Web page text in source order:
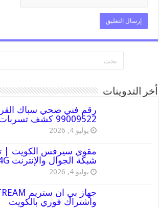
أخر التدوينات
99009522 كشف تسربات وتسليك مجاري
يوليو 4, 2026
مقوي سيرفس الكويت |
شبكة الجوال والإنترنت 4G و5G
يوليو 4, 2026
واشتراك فوري بالكويت